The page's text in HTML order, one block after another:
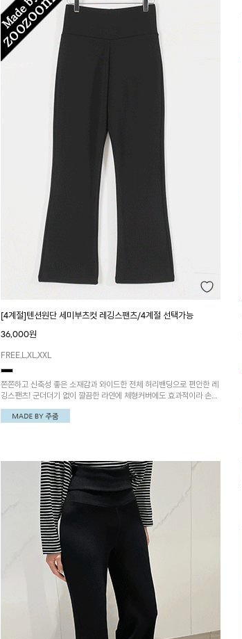
[4계절]텐션원단 세미부츠컷 레깅스팬츠/4계절 선택가능
36,000원
FREE,L,XL,XXL
쫀쫀하고 신축성 좋은 소재감과 와이드한 전체 허리밴딩으로 편안한 레
깅스팬츠! 군더더기 없이 깔끔한 라인에 체형커버에도 효과적이라 손이
자주 갈 아이템이에요!